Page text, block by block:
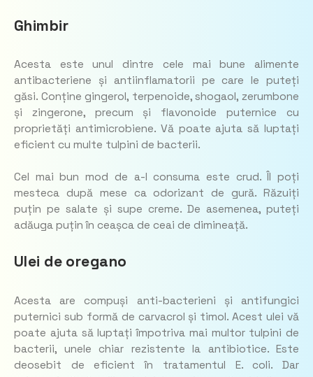
Ghimbir
Acesta este unul dintre cele mai bune alimente
antibacteriene și antiinflamatorii pe care le puteți
găsi. Conține gingerol, terpenoide, shogaol, zerumbone
și zingerone, precum și flavonoide puternice cu
proprietăți antimicrobiene. Vă poate ajuta să luptați
eficient cu multe tulpini de bacterii.
Cel mai bun mod de a-l consuma este crud. Îl poți
mesteca după mese ca odorizant de gură. Răzuiți
puțin pe salate și supe creme. De asemenea, puteți
adăuga puțin în ceașca de ceai de dimineață.
Ulei de oregano
Acesta are compuși anti-bacterieni și antifungici
puternici sub formă de carvacrol și timol. Acest ulei vă
poate ajuta să luptați împotriva mai multor tulpini de
bacterii, unele chiar rezistente la antibiotice. Este
deosebit de eficient în tratamentul E. coli. Dar